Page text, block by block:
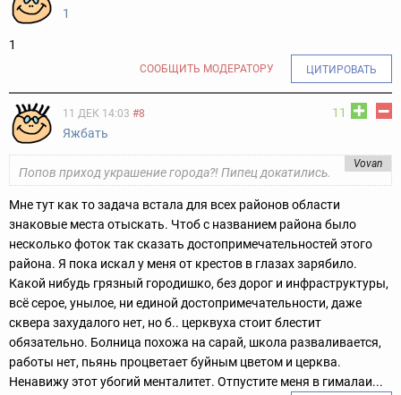
1
1
СООБЩИТЬ МОДЕРАТОРУ ЦИТИРОВАТЬ
11
11 ДЕК 14:03 #8
Яжбать
Vovan
Попов приход украшение города?! Пипeц докатились.
Мне тут как то задача встала для всех районов области
знаковые места отыскать. Чтоб с названием района было
несколько фоток так сказать достопримечательностей этого
района. Я пока искал у меня от крестов в глазах зарябило.
Какой нибудь грязный городишко, без дорог и инфраструктуры,
всё серое, унылое, ни единой достопримечательности, даже
сквера захудалого нет, но б.. церквуха стоит блестит
обязательно. Болница похожа на сарай, школа разваливается,
работы нет, пьянь процветает буйным цветом и церква.
Ненавижу этот убогий менталитет. Отпустите меня в гималаи...